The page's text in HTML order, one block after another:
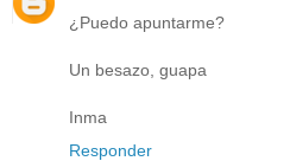
¿Puedo apuntarme?
Un besazo, guapa
Inma
Responder